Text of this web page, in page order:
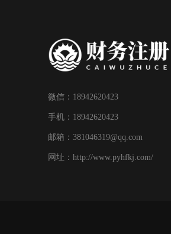
微信：18942620423
手机：18942620423
邮箱：381046319@qq.com
网址：http://www.pyhfkj.com/